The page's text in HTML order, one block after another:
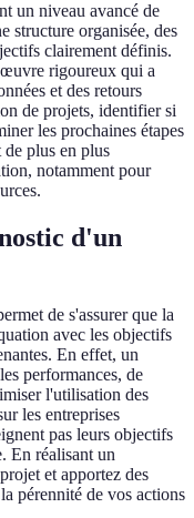
un niveau avancé de
structure organisée, des
clairement définis.
œuvre rigoureux qui a
et des retours
de projets, identifier si
les prochaines étapes
de plus en plus
notamment pour
d'un
de s'assurer que la
avec les objectifs
En effet, un
performances, de
l'utilisation des
les entreprises
pas leurs objectifs
En réalisant un
et apportez des
pérennité de vos actions